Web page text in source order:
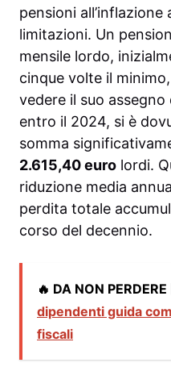
pensioni
limitazioni. Un
mensile lordo,
cinque volte il
vedere il suo assegno
entro il 2024, si è
somma
2.615,40 euro lordi.
riduzione media
perdita totale
corso del decennio.
🔥 DA NON
dipendenti guida
fiscali